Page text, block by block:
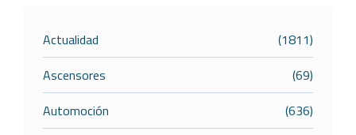
Actualidad
(1811)
Ascensores
(69)
Automoción
(636)